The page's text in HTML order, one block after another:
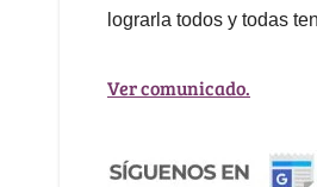
lograrla todos y todas
Ver comunicado.